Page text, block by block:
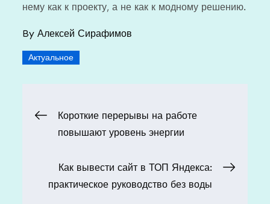
нему как к проекту, а не как к модному решению.
ByАлексей Сирафимов
Актуальное
Навигация
записям
Короткие перерывы на работе
повышают уровень энергии
Как вывести сайт в ТОП Яндекса:
практическое руководство без воды